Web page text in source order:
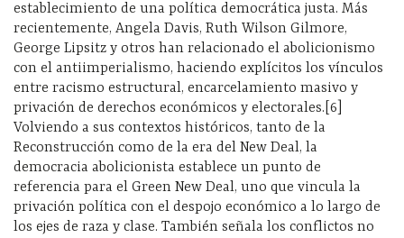
establecimiento de una política democrática justa. Más
recientemente, Angela Davis, Ruth Wilson Gilmore,
George Lipsitz y otros han relacionado el abolicionismo
con el antiimperialismo, haciendo explícitos los vínculos
entre racismo estructural, encarcelamiento masivo y
privación de derechos económicos y electorales.[6]
Volviendo a sus contextos históricos, tanto de la
Reconstrucción como de la era del New Deal, la
democracia abolicionista establece un punto de
referencia para el Green New Deal, uno que vincula la
privación política con el despojo económico a lo largo de
los ejes de raza y clase. También señala los conflictos no